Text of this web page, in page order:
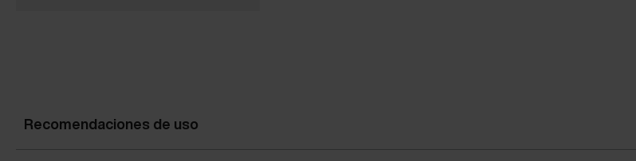
Recomendaciones de uso